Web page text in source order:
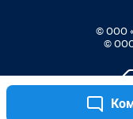
© ООО
© ООО